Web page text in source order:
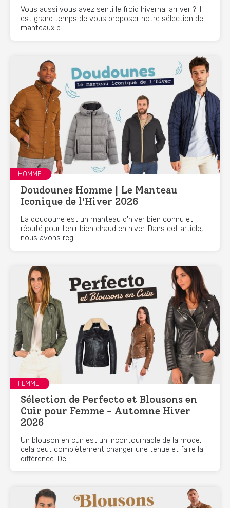
Vous aussi vous avez senti le froid hivernal arriver ? Il
est grand temps de vous proposer notre sélection de
manteaux p...
HOMME
Doudounes Homme | Le Manteau
Iconique de l'Hiver 2026
La doudoune est un manteau d'hiver bien connu et
réputé pour tenir bien chaud en hiver. Dans cet article,
nous avons reg...
FEMME
Sélection de Perfecto et Blousons en
Cuir pour Femme - Automne Hiver
2026
Un blouson en cuir est un incontournable de la mode,
cela peut complètement changer une tenue et faire la
différence. De...